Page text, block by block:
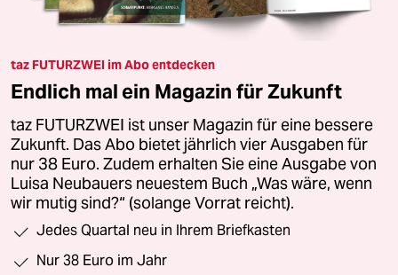
taz FUTURZWEI im Abo entdecken
Endlich mal ein Magazin für Zukunft
taz FUTURZWEI ist unser Magazin für eine bessere
Zukunft. Das Abo bietet jährlich vier Ausgaben für
nur 38 Euro. Zudem erhalten Sie eine Ausgabe von
Luisa Neubauers neuestem Buch „Was wäre, wenn
wir mutig sind?“ (solange Vorrat reicht).
Jedes Quartal neu in Ihrem Briefkasten
Nur 38 Euro im Jahr